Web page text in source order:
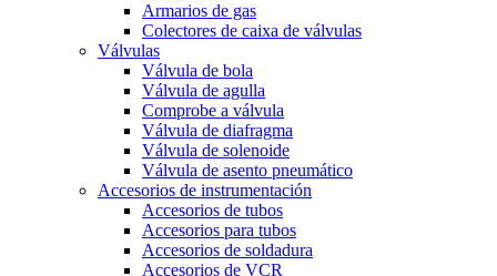
Armarios de gas
Colectores de caixa de válvulas
Válvulas
Válvula de bola
Válvula de agulla
Comprobe a válvula
Válvula de diafragma
Válvula de solenoide
Válvula de asento pneumático
Accesorios de instrumentación
Accesorios de tubos
Accesorios para tubos
Accesorios de soldadura
Accesorios de VCR